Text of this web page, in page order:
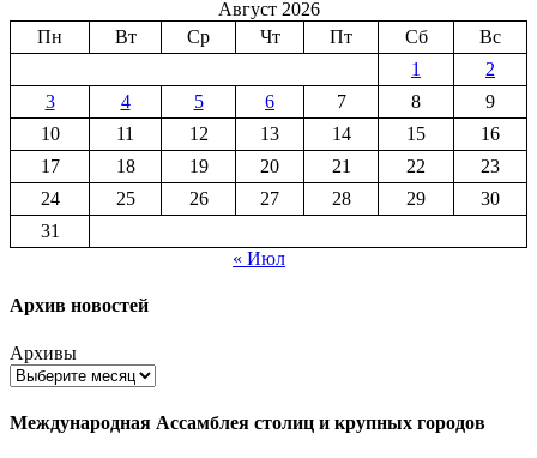
Август 2026
Пн
Вт Ср Чт Пт Сб
Вс
1
2
3
4 5 6 7 8
9
10
11 12 13 14 15
16
17
18 19 20 21 22
23
24
25 26 27 28 29
30
31
« Июл
Архив новостей
Архивы
Международная Ассамблея столиц и крупных городов